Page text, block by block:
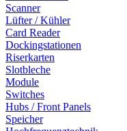
Scanner
Lüfter / Kühler
Card Reader
Dockingstationen
Riserkarten
Slotbleche
Module
Switches
Hubs / Front Panels
Speicher